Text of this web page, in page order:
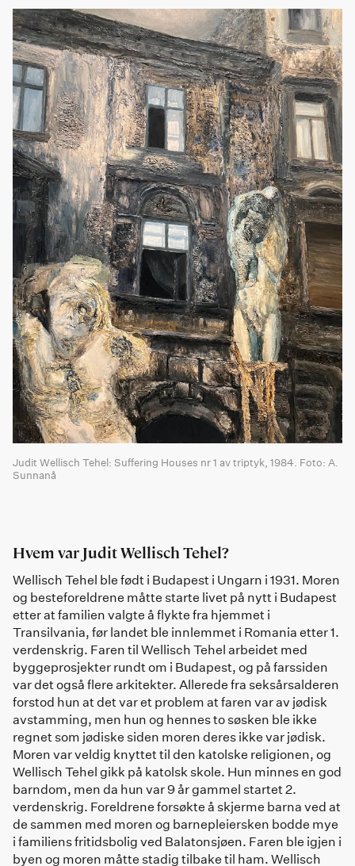
Judit Wellisch Tehel: Suffering Houses nr 1 av triptyk, 1984. Foto: A.
Sunnanå
Hvem var Judit Wellisch Tehel?
Wellisch Tehel ble født i Budapest i Ungarn i 1931. Moren
og besteforeldrene måtte starte livet på nytt i Budapest
etter at familien valgte å flykte fra hjemmet i
Transilvania, før landet ble innlemmet i Romania etter 1.
verdenskrig. Faren til Wellisch Tehel arbeidet med
byggeprosjekter rundt om i Budapest, og på farssiden
var det også flere arkitekter. Allerede fra seksårsalderen
forstod hun at det var et problem at faren var av jødisk
avstamming, men hun og hennes to søsken ble ikke
regnet som jødiske siden moren deres ikke var jødisk.
Moren var veldig knyttet til den katolske religionen, og
Wellisch Tehel gikk på katolsk skole. Hun minnes en god
barndom, men da hun var 9 år gammel startet 2.
verdenskrig. Foreldrene forsøkte å skjerme barna ved at
de sammen med moren og barnepleiersken bodde mye
i familiens fritidsbolig ved Balatonsjøen. Faren ble igjen i
byen og moren måtte stadig tilbake til ham. Wellisch